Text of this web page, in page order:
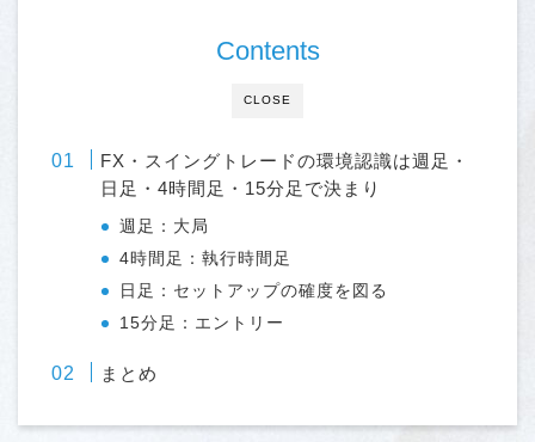
CLOSE
Contents
FX・スイングトレードの環境認識は週足・
日足・4時間足・15分足で決まり
週足：大局
4時間足：執行時間足
日足：セットアップの確度を図る
15分足：エントリー
まとめ